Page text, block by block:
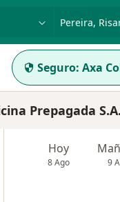
o nombre
Seguro: Axa
Prepagada
Hoy
8 Ago 9